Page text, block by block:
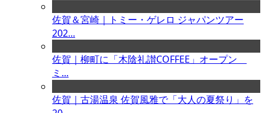
佐賀＆宮崎｜トミー・ゲレロ ジャパンツアー
202...
佐賀｜柳町に「木陰礼讃COFFEE」オープン
ミ...
佐賀｜古湯温泉 佐賀風雅で「大人の夏祭り」を